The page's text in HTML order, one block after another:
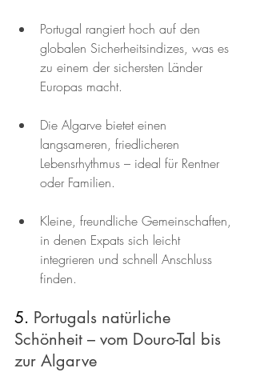
Portugal rangiert hoch auf den
globalen Sicherheitsindizes, was es
zu einem der sichersten Länder
Europas macht.
Die Algarve bietet einen
langsameren, friedlicheren
Lebensrhythmus – ideal für Rentner
oder Familien.
Kleine, freundliche Gemeinschaften,
in denen Expats sich leicht
integrieren und schnell Anschluss
finden.
5. Portugals natürliche
Schönheit – vom Douro-Tal bis
zur Algarve